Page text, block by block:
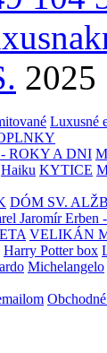
2025
Luxusné
ROKY A DNI
Haiku KYTICE
DÓM SV.
Jaromír Erben
VELIKÁN
Harry Potter box
Michelangelo